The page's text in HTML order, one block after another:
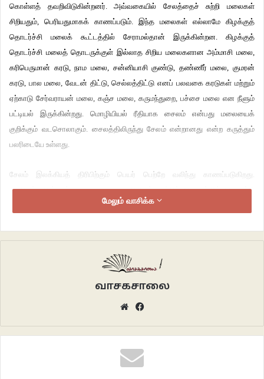
கொள்ளத் தவறிவிடுகின்றனர். அவ்வகையில் சேலத்தைச் சுற்றி மலைகள்
சிறியதும், பெரியதுமாகக் காணப்படும். இந்த மலைகள் எல்லாமே கிழக்குத்
தொடர்ச்சி மலைக் கூட்டத்தில் சேராமல்தான் இருக்கின்றன. கிழக்குத்
தொடர்ச்சி மலைத் தொடருக்குள் இல்லாத சிறிய மலைகளான அம்மாசி மலை,
கரிபெருமான் கரடு, நாம மலை, சன்னியாசி குண்டு, தண்ணீர் மலை, குமரன்
கரடு, பால மலை, வேடன் திட்டு, செல்லத்திட்டு எனப் பலவகை கரடுகள் மற்றும்
ஏற்காடு சேர்வராயன் மலை, கஞ்ச மலை, கருமந்துறை, பச்சை மலை என நீளும்
பட்டியல் இருக்கின்றது. மொழியியல் ரீதியாக சைலம் என்பது மலையைக்
குறிக்கும் வடசொலாகும். சைலத்திலிருந்து சேலம் என்றானது என்ற கருத்தும்
பலரிடையே உள்ளது.
சேலம் இலக்கியத் திரிபிற்கும் பெயர் பெற்றே வலிந்து காணப்படுகிறது.
காவியங்களின் கற்பனையை நமது புவியியல் பரப்பில் பொருத்திக் கொண்டு
வெளிவரும் வாய்வழி இலக்கியங்களை பணி நிமித்தமாக களத்திற்குச் செல்லும்
சேலத்துக்கு பெங்களூரிலிருந்து வரும் மக்கள் ஓமலூர் தாண்டியதுமே எதிர்
கொள்ளுவது ஒரு குன்றை. எங்கும் தோண்டி வெள்ளை நிற மணலை இறைத்த
பழுப்புமான கல் மண் குழிகள் நிறைந்த இடமாக இருக்கும். அதனைப்
படித்தவர்கள், விஞ்ஞானிகள் பாக்ஸைட் என்றும், அலுமினிய உலோகத்திற்கு
‘சுண்ணாம்பு கரடு’ என்றால் சட்டென்று நினைவிற்கு வந்துவிடும். கால்சியம்
மேலும் வாசிக்க
வாசகசாலை
Website